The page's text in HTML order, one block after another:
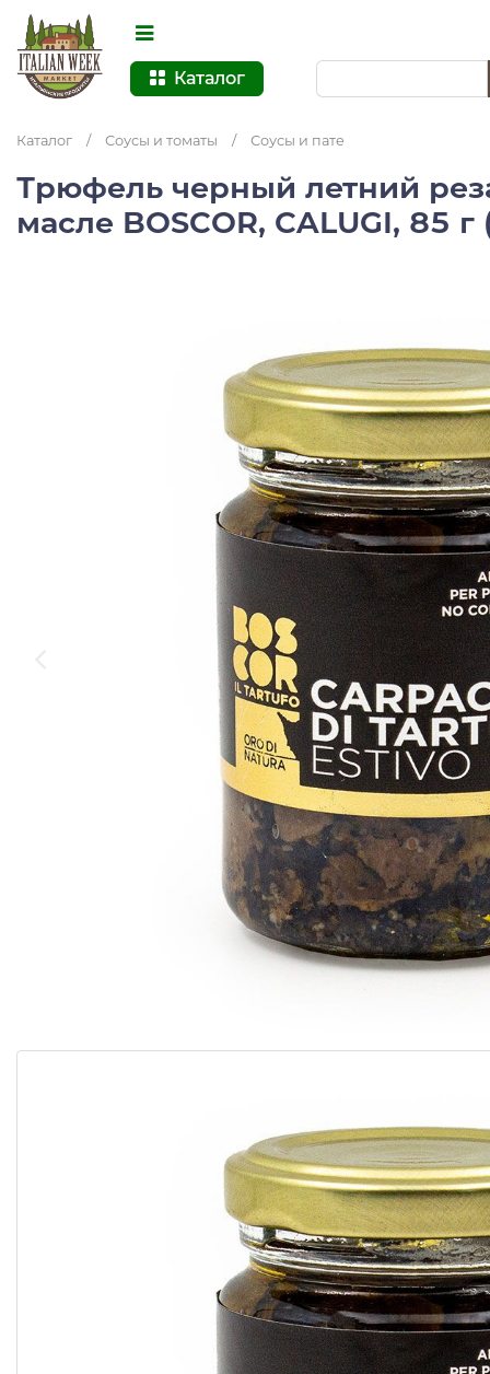
Каталог
Каталог / Соусы и томаты / Соусы и пате
Трюфель черный летний
масле BOSCOR, CALUGI, 85